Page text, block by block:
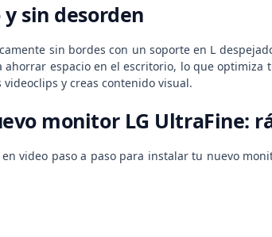
sin desorden
sin bordes con un soporte en L
ahorrar espacio en el escritorio, lo que
y creas contenido visual.
monitor LG UltraFine:
video paso a paso para instalar tu nuevo